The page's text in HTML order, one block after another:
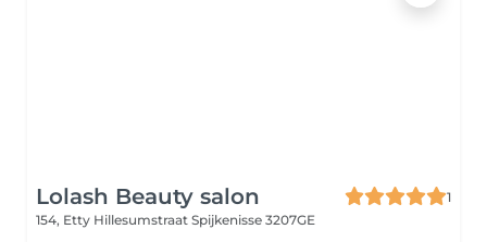
Lolash Beauty salon
1
154, Etty Hillesumstraat Spijkenisse 3207GE